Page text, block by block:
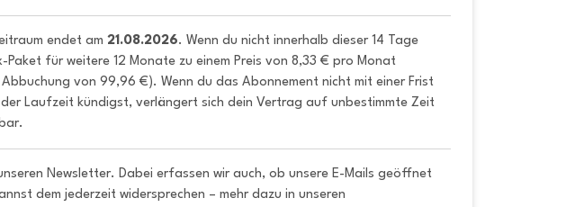
endet am 21.08.2026. Wenn du nicht innerhalb dieser 14 Tage
Paket für weitere 12 Monate zu einem Preis von 8,33 € pro Monat
von 99,96 €). Wenn du das Abonnement nicht mit einer Frist
der Laufzeit kündigst, verlängert sich dein Vertrag auf unbestimmte Zeit
Newsletter. Dabei erfassen wir auch, ob unsere E-Mails geöffnet
dem jederzeit widersprechen – mehr dazu in unseren